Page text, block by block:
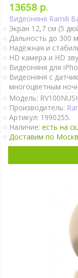
13658 р.
Видеоняня Ramili
Экран 12,7 см (5
Дальность до 300
Надёжная и
HD камера и HD
Видеоняня для
Видеоняня с
многоцветным
Гибкое крепление
Двухсторонняя
Активация при
Непрерывный
Датчик движения.
Термометр.
Оповещение об
Гигрометр.
Поворот камеры
Камеру модно
Интернет-доступ
Модель:
Производитель:
Артикул: 1990255.
Наличие:есть на
Доставим по